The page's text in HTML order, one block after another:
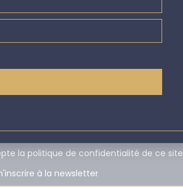
la politique de confidentialité de ce site
à la newsletter